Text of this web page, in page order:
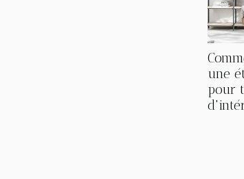
une
pour